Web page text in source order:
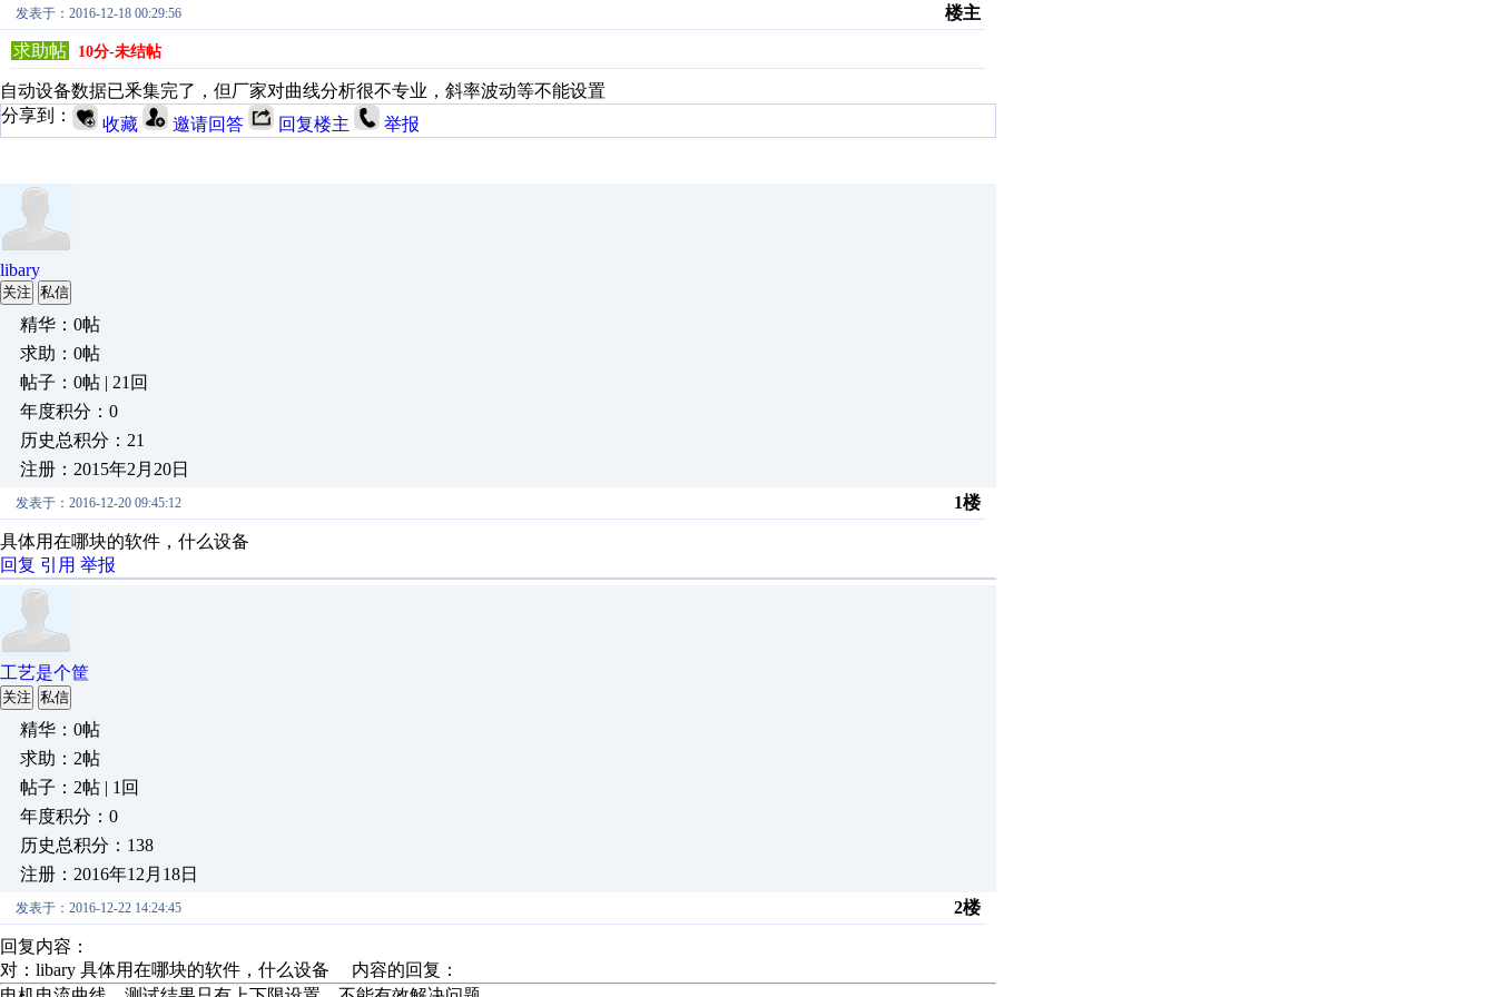
发表于：2016-12-18 00:29:56
楼主
求助帖
10分-未结帖
自动设备数据已釆集完了，但厂家对曲线分析很不专业，斜率波动等不能设置
分享到：
收藏 邀请回答 回复楼主 举报
libary
关注 私信
精华：0帖
求助：0帖
帖子：0帖 | 21回
年度积分：0
历史总积分：21
注册：2015年2月20日
发表于：2016-12-20 09:45:12 1楼
具体用在哪块的软件，什么设备
回复 引用 举报
工艺是个筐
关注 私信
精华：0帖
求助：2帖
帖子：2帖 | 1回
年度积分：0
历史总积分：138
注册：2016年12月18日
发表于：2016-12-22 14:24:45 2楼
回复内容：
对：libary 具体用在哪块的软件，什么设备 内容的回复：